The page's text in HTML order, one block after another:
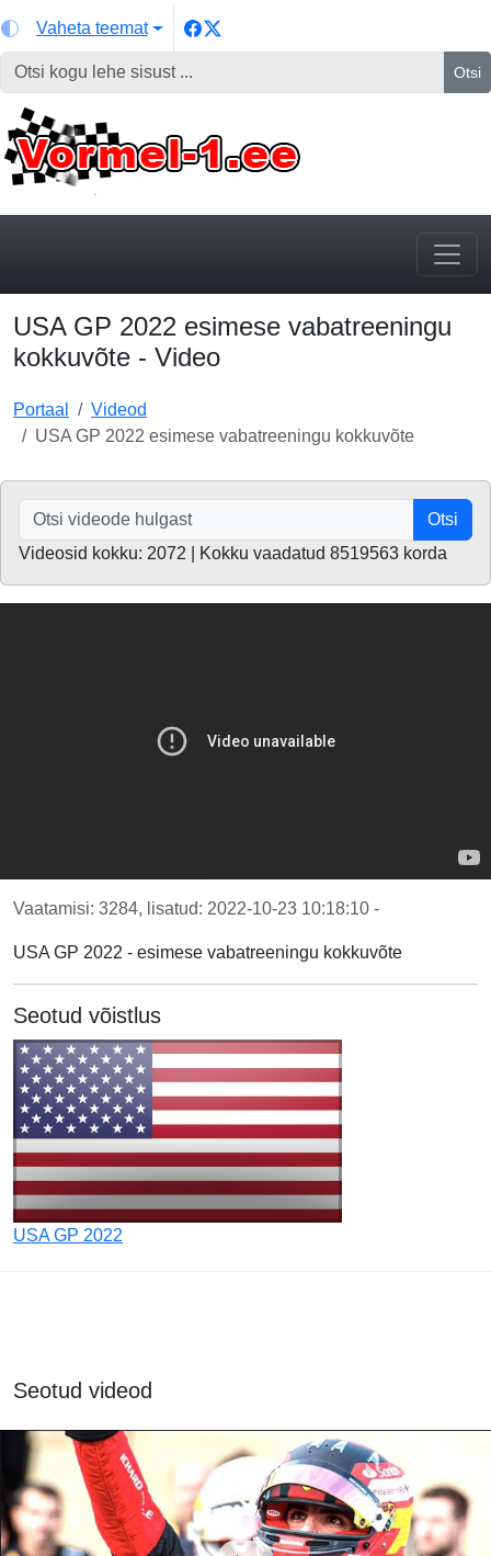
Vaheta teemat
Otsi
USA GP 2022 esimese vabatreeningu
kokkuvõte - Video
Portaal
Videod
USA GP 2022 esimese vabatreeningu kokkuvõte
Otsi
Videosid kokku: 2072 | Kokku vaadatud 8519563 korda
Vaatamisi: 3284, lisatud: 2022-10-23 10:18:10 -
USA GP 2022 - esimese vabatreeningu kokkuvõte
Seotud võistlus
USA GP 2022
Seotud videod